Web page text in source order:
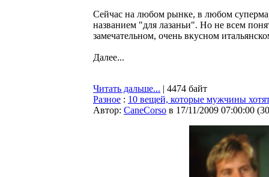
Сейчас на любом рынке, в любом
названием "для лазаньи". Но не всем
замечательном, очень вкусном
Далее...
Читать дальше... | 4474 байт
Разное : 10 вещей, которые мужчины
Автор: CaneCorso в 17/11/2009 07:00:00 (